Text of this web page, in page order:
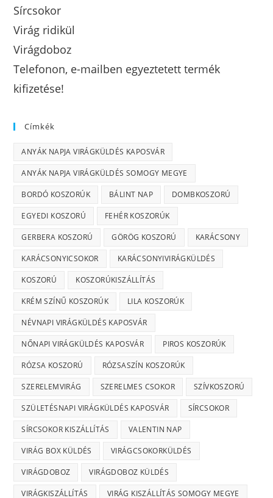
Sírcsokor
Virág ridikül
Virágdoboz
Telefonon, e-mailben egyeztetett termék
kifizetése!
Címkék
ANYÁK NAPJA VIRÁGKÜLDÉS KAPOSVÁR
ANYÁK NAPJA VIRÁGKÜLDÉS SOMOGY MEGYE
BORDÓ KOSZORÚK BÁLINT NAP DOMBKOSZORÚ
EGYEDI KOSZORÚ FEHÉR KOSZORÚK
GERBERA KOSZORÚ GÖRÖG KOSZORÚ KARÁCSONY
KARÁCSONYICSOKOR KARÁCSONYIVIRÁGKÜLDÉS
KOSZORÚ KOSZORÚKISZÁLLÍTÁS
KRÉM SZÍNŰ KOSZORÚK LILA KOSZORÚK
NÉVNAPI VIRÁGKÜLDÉS KAPOSVÁR
NŐNAPI VIRÁGKÜLDÉS KAPOSVÁR PIROS KOSZORÚK
RÓZSA KOSZORÚ RÓZSASZÍN KOSZORÚK
SZERELEMVIRÁG SZERELMES CSOKOR SZÍVKOSZORÚ
SZÜLETÉSNAPI VIRÁGKÜLDÉS KAPOSVÁR SÍRCSOKOR
SÍRCSOKOR KISZÁLLÍTÁS VALENTIN NAP
VIRÁG BOX KÜLDÉS VIRÁGCSOKORKÜLDÉS
VIRÁGDOBOZ VIRÁGDOBOZ KÜLDÉS
VIRÁGKISZÁLLÍTÁS VIRÁG KISZÁLLÍTÁS SOMOGY MEGYE